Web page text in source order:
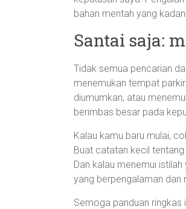
bahan mentah yang
Santai saja:
Tidak semua pencarian
menemukan tempat
diumumkan, atau
berimbas besar pada
Kalau kamu baru mulai,
Buat catatan kecil
Dan kalau menemui
yang berpengalaman dan
Semoga panduan